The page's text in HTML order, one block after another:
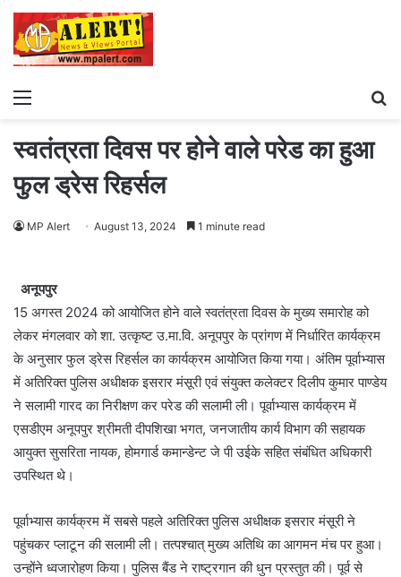
Menu
स्वतंत्रता दिवस पर होने वाले परेड का हुआ
फुल ड्रेस रिहर्सल
MP Alert August 13, 2024 1 minute read
अनूपपुर
15 अगस्त 2024 को आयोजित होने वाले स्वतंत्रता दिवस के मुख्य समारोह को
लेकर मंगलवार को शा. उत्कृष्ट उ.मा.वि. अनूपपुर के प्रांगण में निर्धारित कार्यक्रम
के अनुसार फुल ड्रेस रिहर्सल का कार्यक्रम आयोजित किया गया। अंतिम पूर्वाभ्यास
में अतिरिक्त पुलिस अधीक्षक इसरार मंसूरी एवं संयुक्त कलेक्टर दिलीप कुमार पाण्डेय
ने सलामी गारद का निरीक्षण कर परेड की सलामी ली। पूर्वाभ्यास कार्यक्रम में
एसडीएम अनूपपुर श्रीमती दीपशिखा भगत, जनजातीय कार्य विभाग की सहायक
आयुक्त सुसरिता नायक, होमगार्ड कमान्डेन्ट जे पी उईके सहित संबंधित अधिकारी
उपस्थित थे।
पूर्वाभ्यास कार्यक्रम में सबसे पहले अतिरिक्त पुलिस अधीक्षक इसरार मंसूरी ने
पहुंचकर प्लाटून की सलामी ली। तत्पश्चात् मुख्य अतिथि का आगमन मंच पर हुआ।
उन्होंने ध्वजारोहण किया। पुलिस बैंड ने राष्ट्रगान की धुन प्रस्तुत की। पूर्व से